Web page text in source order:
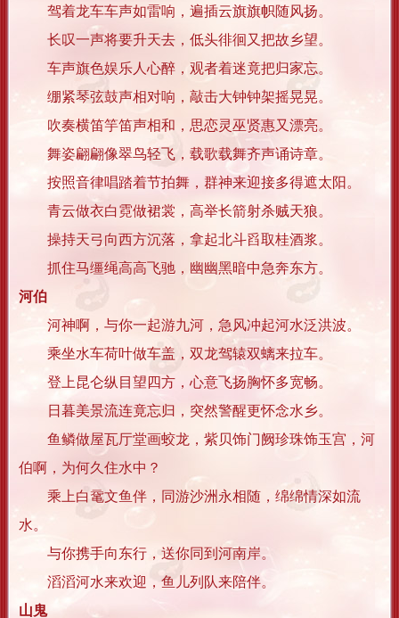
驾着龙车车声如雷响，遍插云旗旗帜随风扬。
长叹一声将要升天去，低头徘徊又把故乡望。
车声旗色娱乐人心醉，观者着迷竟把归家忘。
绷紧琴弦鼓声相对响，敲击大钟钟架摇晃晃。
吹奏横笛竽笛声相和，思恋灵巫贤惠又漂亮。
舞姿翩翩像翠鸟轻飞，载歌载舞齐声诵诗章。
按照音律唱踏着节拍舞，群神来迎接多得遮太阳。
青云做衣白霓做裙裳，高举长箭射杀贼天狼。
操持天弓向西方沉落，拿起北斗舀取桂酒浆。
抓住马缰绳高高飞驰，幽幽黑暗中急奔东方。
河伯
河神啊，与你一起游九河，急风冲起河水泛洪波。
乘坐水车荷叶做车盖，双龙驾辕双螭来拉车。
登上昆仑纵目望四方，心意飞扬胸怀多宽畅。
日暮美景流连竟忘归，突然警醒更怀念水乡。
鱼鳞做屋瓦厅堂画蛟龙，紫贝饰门阙珍珠饰玉宫，河
伯啊，为何久住水中？
乘上白鼋文鱼伴，同游沙洲永相随，绵绵情深如流
水。
与你携手向东行，送你同到河南岸。
滔滔河水来欢迎，鱼儿列队来陪伴。
山鬼